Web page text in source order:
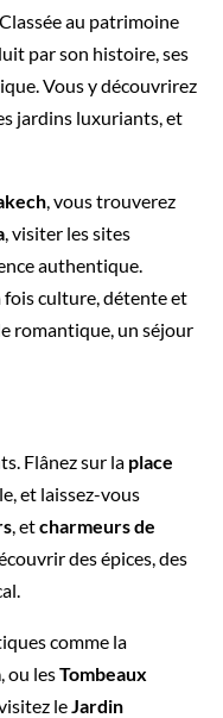
au patrimoine
par son histoire, ses
Vous y découvrirez
jardins luxuriants, et
, vous trouverez
, visiter les sites
authentique.
fois culture, détente et
romantique, un séjour
Flânez sur la place
et laissez-vous
, etcharmeurs de
des épices, des
comme la
, ou lesTombeaux
leJardin